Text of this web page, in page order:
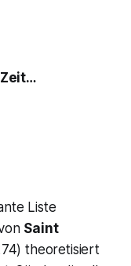
Zeit…
Liste
Saint
theoretisiert